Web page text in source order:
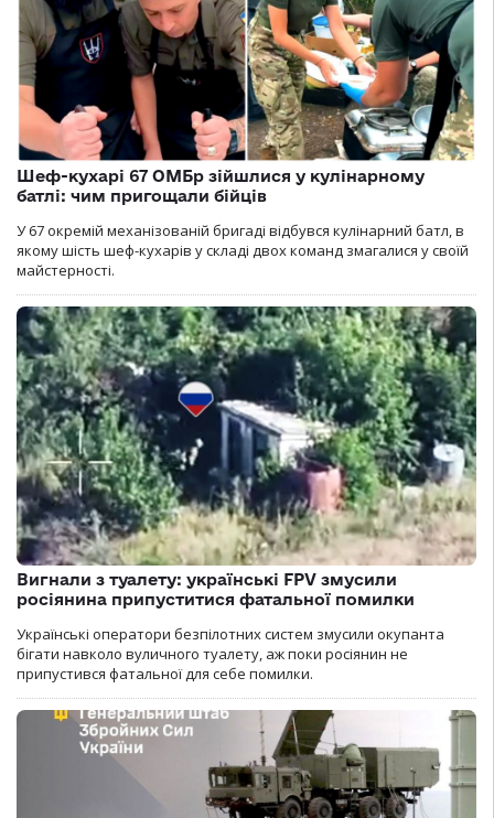
Шеф-кухарі 67 ОМБр зійшлися у кулінарному
батлі: чим пригощали бійців
У 67 окремій механізованій бригаді відбувся кулінарний батл, в
якому шість шеф-кухарів у складі двох команд змагалися у своїй
майстерності.
Вигнали з туалету: українські FPV змусили
росіянина припуститися фатальної помилки
Українські оператори безпілотних систем змусили окупанта
бігати навколо вуличного туалету, аж поки росіянин не
припустився фатальної для себе помилки.